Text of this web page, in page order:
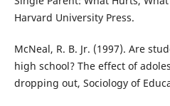
Harvard University Press.
McNeal, R. B. Jr. (1997). Are
high school? The effect of
dropping out, Sociology of